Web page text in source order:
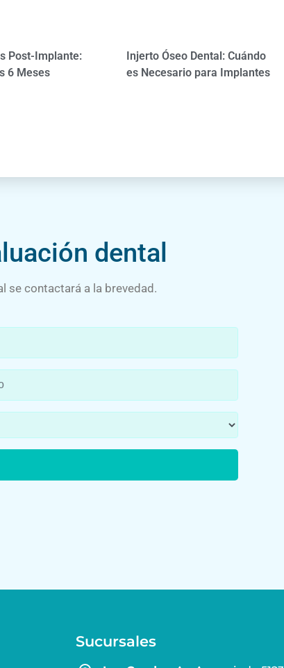
Post-Implante:
6 Meses
Injerto Óseo Dental: Cuándo
es Necesario para Implantes
dental
se contactará a la brevedad.
Sucursales